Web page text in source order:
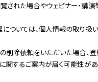
された場合やウェビナー・講
ついては、個人情報の取り扱
削除依頼をいただいた場合、
するご案内が届く可能性があ